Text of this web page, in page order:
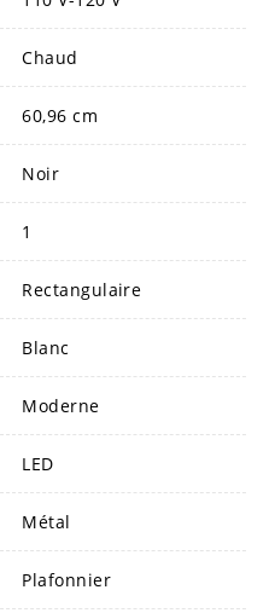
Chaud
60,96 cm
Noir
1
Rectangulaire
Blanc
Moderne
LED
Métal
Plafonnier